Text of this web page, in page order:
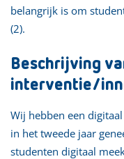
belangrijk is om
(2).
Beschrijving
interventie/
Wij hebben een
in het tweede jaar
studenten digitaal